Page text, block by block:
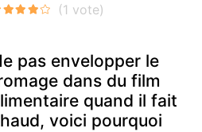
pas envelopper le
dans du film
quand il fait
voici pourquoi